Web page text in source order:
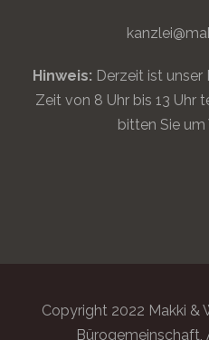
Hinweis: Derzeit ist unser
Zeit von 8 Uhr bis 13 Uhr
bitten Sie um
Copyright 2022 Makki &
Bürogemeinschaft,